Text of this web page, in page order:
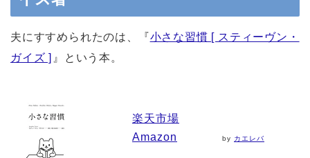
夫にすすめられたのは、『小さな習慣 [ スティーヴン・
ガイズ ] 』という本。
楽天市場
Amazon
by カエレバ